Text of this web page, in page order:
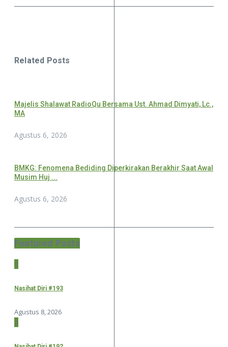
Related Posts
Majelis Shalawat RadioQu Bersama Ust. Ahmad Dimyati, Lc.,
MA
Agustus 6, 2026
BMKG: Fenomena Bediding Diperkirakan Berakhir Saat Awal
Musim Huj ...
Agustus 6, 2026
Featured Posts
1
Nasihat Diri #193
Agustus 8, 2026
2